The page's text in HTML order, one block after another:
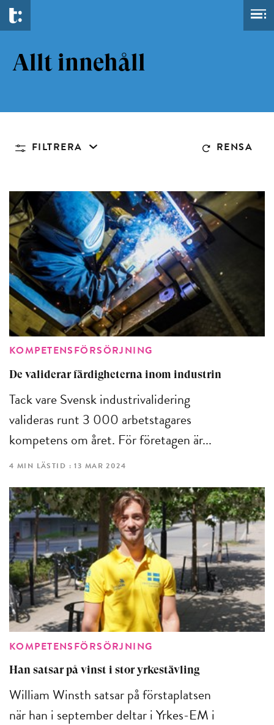
Allt innehåll
FILTRERA RENSA
KOMPETENSFÖRSÖRJNING
De validerar färdigheterna inom industrin
Tack vare Svensk industrivalidering
valideras runt 3 000 arbetstagares
kompetens om året. För företagen är...
4 MIN LÄSTID : 13 MAR 2024
KOMPETENSFÖRSÖRJNING
Han satsar på vinst i stor yrkestävling
William Winsth satsar på förstaplatsen
när han i september deltar i Yrkes-EM i